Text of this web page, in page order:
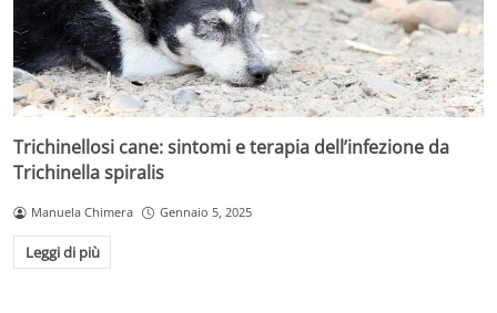
Trichinellosi cane: sintomi e terapia dell’infezione da
Trichinella spiralis
Manuela Chimera Gennaio 5, 2025
Leggi di più